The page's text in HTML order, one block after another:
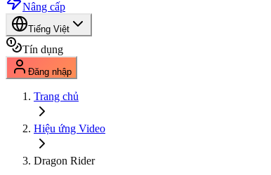
Nâng cấp
Tiếng Việt
Tín dụng
Đăng nhập
Trang chủ
Hiệu ứng Video
Dragon Rider